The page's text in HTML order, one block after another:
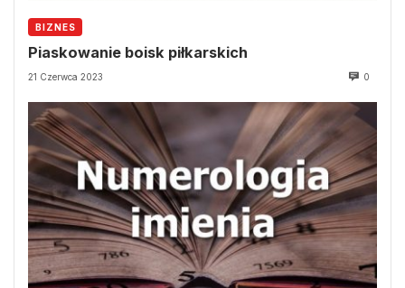
BIZNES
Piaskowanie boisk piłkarskich
21 Czerwca 2023 0